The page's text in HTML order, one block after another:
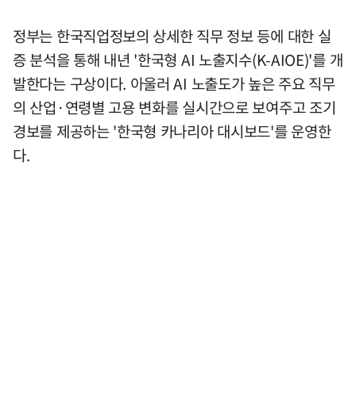
정부는 한국직업정보의 상세한 직무 정보 등에 대한 실
증 분석을 통해 내년 '한국형 AI 노출지수(K-AIOE)'를 개
발한다는 구상이다. 아울러 AI 노출도가 높은 주요 직무
의 산업·연령별 고용 변화를 실시간으로 보여주고 조기
경보를 제공하는 '한국형 카나리아 대시보드'를 운영한
다.